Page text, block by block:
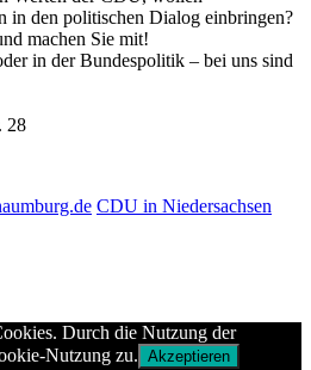
in den politischen Dialog einbringen?
machen Sie mit!
in der Bundespolitik – bei uns sind
28
CDU in Niedersachsen
Durch die Nutzung der
Nutzung zu. Akzeptieren